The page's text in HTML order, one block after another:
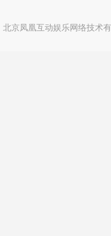
北京凤凰互动娱乐网络技术